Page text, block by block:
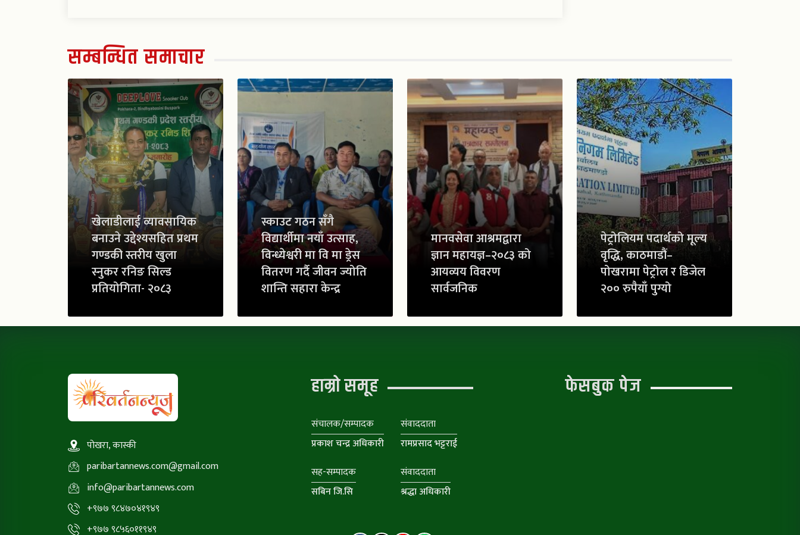
सम्बन्धित समाचार
खेलाडीलाई व्यावसायिक
बनाउने उद्देश्यसहित प्रथम
गण्डकी स्तरीय खुला
स्नुकर रनिङ सिल्ड
प्रतियोगिता- २०८३
स्काउट गठन सँगै
विद्यार्थीमा नयाँ उत्साह,
विन्ध्येश्वरी मा वि मा ड्रेस
वितरण गर्दै जीवन ज्योति
शान्ति सहारा केन्द्र
मानवसेवा आश्रमद्वारा
ज्ञान महायज्ञ–२०८३ को
आयव्यय विवरण
सार्वजनिक
पेट्रोलियम पदार्थको मूल्य
वृद्धि, काठमाडौं–
पोखरामा पेट्रोल र डिजेल
२०० रुपैयाँ पुग्यो
पोखरा, कास्की
paribartannews.com@gmail.com
info@paribartannews.com
+९७७ ९८४७०४१९४९
+९७७ ९८५६०११९४९
हाम्रो समूह
संचालक/सम्पादक
प्रकाश चन्द्र अधिकारी
संवाददाता
रामप्रसाद भट्टराई
सह-सम्पादक
सबिन जि.सि
संवाददाता
श्रद्धा अधिकारी
फेसबुक पेज